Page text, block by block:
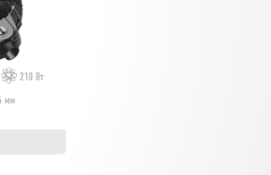
210 Вт
мм